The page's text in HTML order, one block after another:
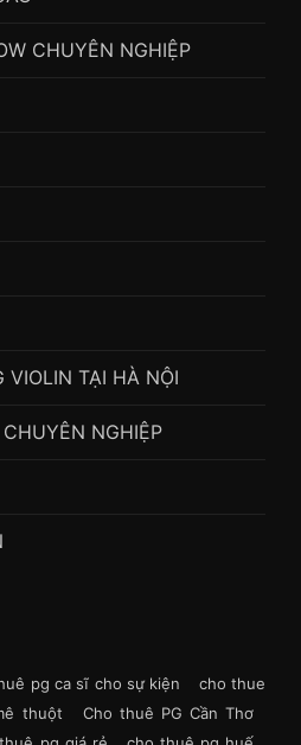
CHUYÊN NGHIỆP
VIOLIN TẠI HÀ NỘI
NGHIỆP
pg ca sĩ cho sự kiện
cho thue
thuột
Cho thuê PG Cần Thơ